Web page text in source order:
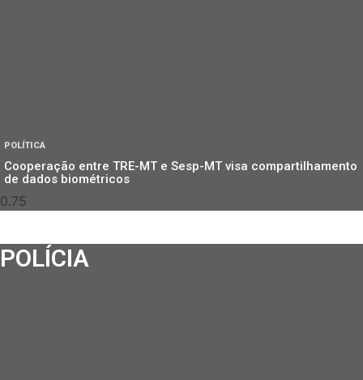
POLÍTICA
Cooperação entre TRE-MT e Sesp-MT visa compartilhamento
de dados biométricos
POLÍCIA